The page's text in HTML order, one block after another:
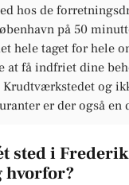
hos de
på 50
hele taget for hele
at få indfriet dine
og
er der også en
sted i
hvorfor?